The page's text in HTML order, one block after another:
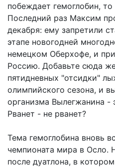
побеждает гемоглобин, то
Последний раз Максим
декабря: ему запретили
этапе новогодней
немецком Оберхофе, и
Россию. Добавьте сюда
пятидневных "отсидки"
олимпийского сезона, и
организма Вылегжанина -
Рванет - не рванет?
Тема гемоглобина вновь
чемпионата мира в Осло.
после дуатлона, в